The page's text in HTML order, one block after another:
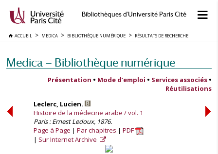
Bibliothèques d'Université Paris Cité
ACCUEIL MEDICA BIBLIOTHÈQUE NUMÉRIQUE RÉSULTATS DE RECHERCHE
Medica — Bibliothèque numérique
Présentation • Mode d’emploi • Services associés •
Réutilisations
Leclerc, Lucien.
Histoire de la médecine arabe / vol. 1
Paris : Ernest Ledoux, 1876.
Page à Page
Par chapitres
PDF
Sur Internet Archive